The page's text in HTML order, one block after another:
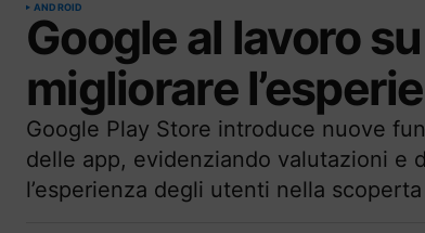
ANDROID
Google al lavoro
migliorare
Google Play Store introduce nuove
delle app, evidenziando valutazioni e
l’esperienza degli utenti nella